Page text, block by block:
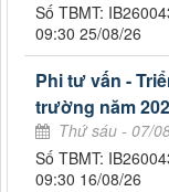
Số TBMT:
09:30 25/08/26
Phi tư vấn -
trường năm
Thứ sáu - 07/
Số TBMT:
09:30 16/08/26